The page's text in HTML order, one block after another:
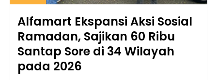
Alfamart Ekspansi Aksi Sosial
Ramadan, Sajikan 60 Ribu
Santap Sore di 34 Wilayah
pada 2026